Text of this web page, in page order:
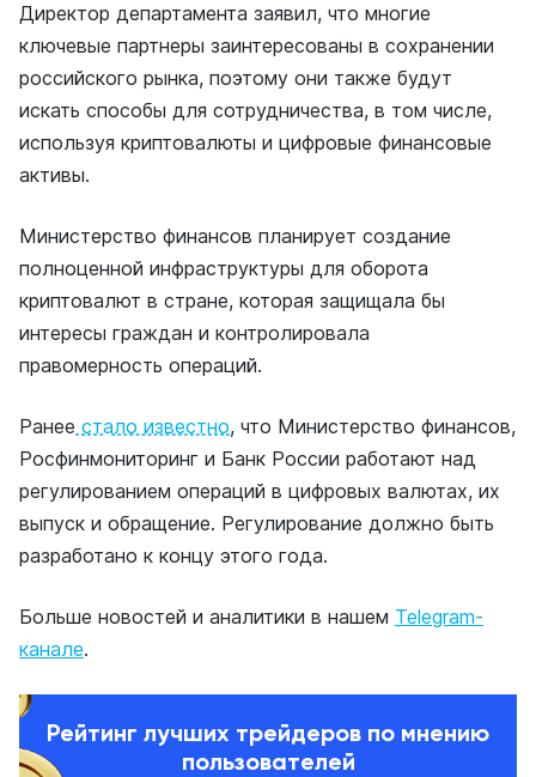
Директор департамента заявил, что многие
ключевые партнеры заинтересованы в сохранении
российского рынка, поэтому они также будут
искать способы для сотрудничества, в том числе,
используя криптовалюты и цифровые финансовые
активы.
Министерство финансов планирует создание
полноценной инфраструктуры для оборота
криптовалют в стране, которая защищала бы
интересы граждан и контролировала
правомерность операций.
Ранее стало известно, что Министерство финансов,
Росфинмониторинг и Банк России работают над
регулированием операций в цифровых валютах, их
выпуск и обращение. Регулирование должно быть
разработано к концу этого года.
Больше новостей и аналитики в нашем Telegram-
канале.
Рейтинг лучших трейдеров по мнению
пользователей